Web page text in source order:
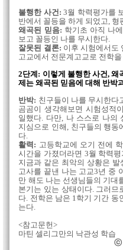
불행한 사건: 3월 학력평가를
반에서 꼴등을 하게 되었고,
왜곡된 믿음: 학기초 아직 나
보고 꼴등인 나를 무시한다.
잘못된 결론: 이후 시험에서도
고교에서 전문계고교로 전학
2단계: 이렇게 불행한 사건, 왜
제는 왜곡된 믿음에 대해 반박
반박: 친구들이 나를 무시한다
곰곰이 생각해보면 시험성적
일했다. 다만, 나 스스로 나의
지심으로 인해, 친구들의 행동
다.
활력: 고등학교에 오기 전에
시간을 가졌더라면 3월 학력
지금과 같은 최악의 상황은
고사를 끝낸 나는 고교3년 중
만 해도 나는 선생님들의 기대
본기는 있는 상태이다. 그러
다. 전학은 남은 1학기 기간 동
는다.
<참고문헌>
마틴 셀리그만의 낙관성 학습
ⓒ